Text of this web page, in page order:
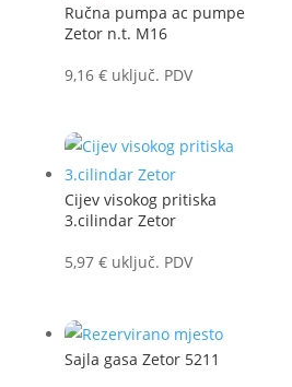
Ručna pumpa ac pumpe
Zetor n.t. M16
9,16 € uključ. PDV
Cijev visokog pritiska
3.cilindar Zetor
5,97 € uključ. PDV
Sajla gasa Zetor 5211